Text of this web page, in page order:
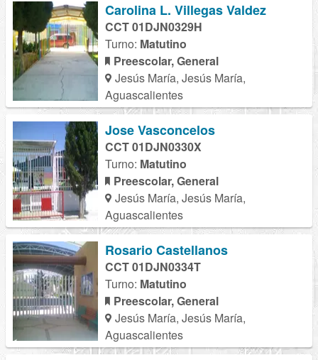
Carolina L. Villegas Valdez
CCT 01DJN0329H
Turno: Matutino
Preescolar, General
Jesús María, Jesús María,
Aguascalientes
Jose Vasconcelos
CCT 01DJN0330X
Turno: Matutino
Preescolar, General
Jesús María, Jesús María,
Aguascalientes
Rosario Castellanos
CCT 01DJN0334T
Turno: Matutino
Preescolar, General
Jesús María, Jesús María,
Aguascalientes